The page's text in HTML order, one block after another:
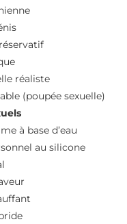
réaliste
(poupée sexuelle)
à base d’eau
au silicone